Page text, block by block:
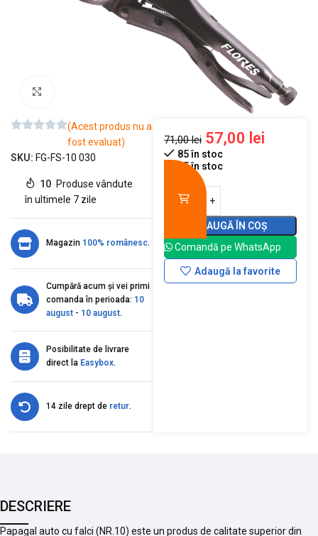
(Acest produs nu a
fost evaluat)
SKU: FG-FS-10 030
10 Produse vândute
în ultimele 7 zile
Magazin 100% românesc.
Cumpără acum și vei primi
comanda în perioada: 10
august - 10 august.
Posibilitate de livrare
direct la Easybox.
14 zile drept de retur.
71,00lei 57,00 lei
85 în stoc
85 în stoc
ADAUGĂ ÎN COȘ
Comandă pe WhatsApp
Adaugă la favorite
DESCRIERE
Papagal auto cu falci (NR.10) este un produs de calitate superior din